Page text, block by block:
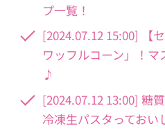
プ一覧！
[2024.07.12 15:00] 【
ワッフルコーン」！
♪
[2024.07.12 13:00] 糖
冷凍生パスタっておい